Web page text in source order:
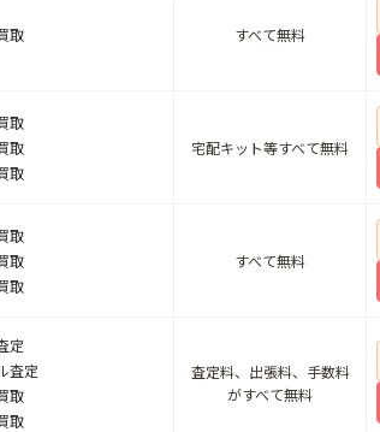
ニングした方がいいです
取と出張買取のどちらが
のがおすすめですか？
査定額は上がりますか？
取 すべて無料
取
取
取
宅配キット等すべて無料
取
取
取
すべて無料
定
査定
取
取
査定料、出張料、手数料
がすべて無料